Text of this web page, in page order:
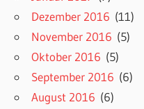
Dezember 2016 (11)
November 2016 (5)
Oktober 2016 (5)
September 2016 (6)
August 2016 (6)